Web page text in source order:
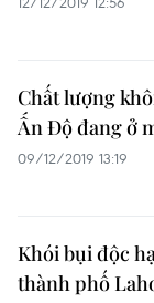
Chất lượng
Ấn Độ đang ở
09/12/2019 13:19
Khói bụi độc
thành phố